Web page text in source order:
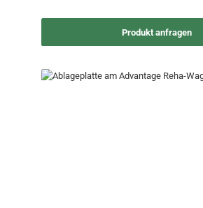
Produkt anfragen